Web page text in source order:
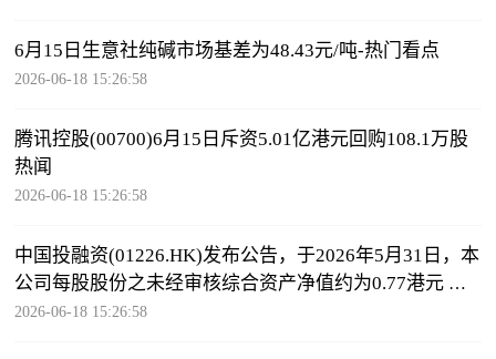
6月15日生意社纯碱市场基差为48.43元/吨-热门看点
2026-06-18 15:26:58
腾讯控股(00700)6月15日斥资5.01亿港元回购108.1万股
热闻
2026-06-18 15:26:58
中国投融资(01226.HK)发布公告，于2026年5月31日，本
公司每股股份之未经审核综合资产净值约为0.77港元 热
闻
2026-06-18 15:26:58